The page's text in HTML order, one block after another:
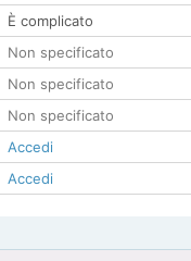
È complicato
Non specificato
Non specificato
Non specificato
Accedi
Accedi